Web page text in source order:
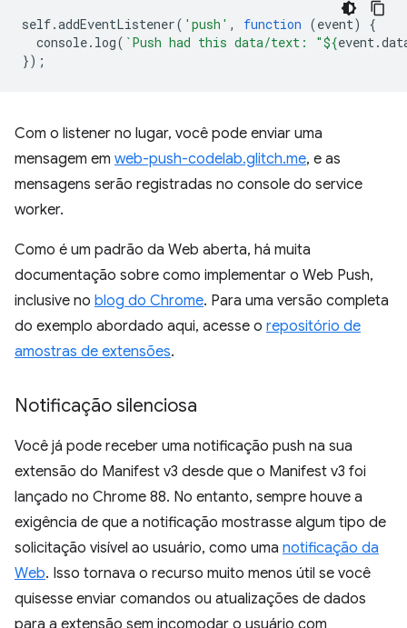
self.addEventListener( 'push' , function (event)
{
console. log( `Push had this data/text: "${event.
});
Com o listener no lugar, você pode enviar uma
mensagem em web-push-codelab.glitch.me, e as
mensagens serão registradas no console do service
worker.
Como é um padrão da Web aberta, há muita
documentação sobre como implementar o Web Push,
inclusive no blog do Chrome. Para uma versão completa
do exemplo abordado aqui, acesse o repositório de
amostras de extensões.
Notificação silenciosa
Você já pode receber uma notificação push na sua
extensão do Manifest v3 desde que o Manifest v3 foi
lançado no Chrome 88. No entanto, sempre houve a
exigência de que a notificação mostrasse algum tipo de
solicitação visível ao usuário, como uma notificação da
Web. Isso tornava o recurso muito menos útil se você
quisesse enviar comandos ou atualizações de dados
para a extensão sem incomodar o usuário com